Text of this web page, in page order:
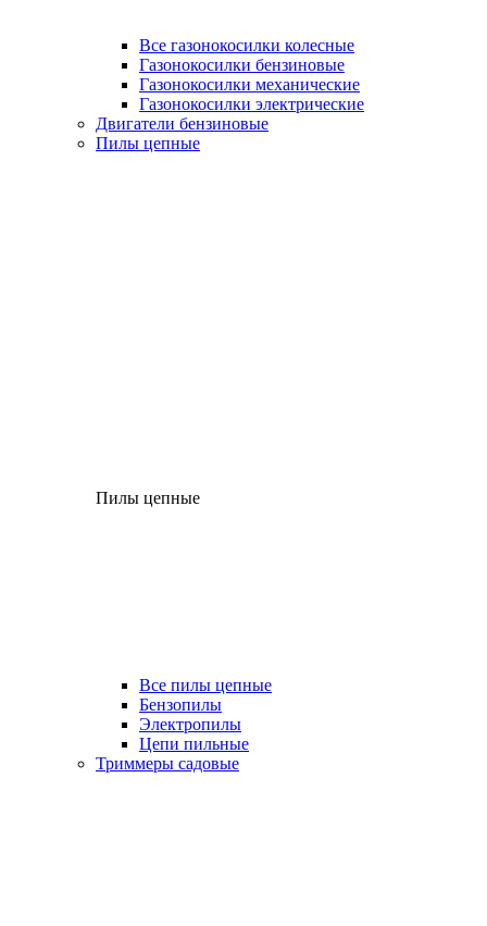
Все газонокосилки колесные
Газонокосилки бензиновые
Газонокосилки механические
Газонокосилки электрические
Двигатели бензиновые
Пилы цепные
Пилы цепные
Все пилы цепные
Бензопилы
Электропилы
Цепи пильные
Триммеры садовые